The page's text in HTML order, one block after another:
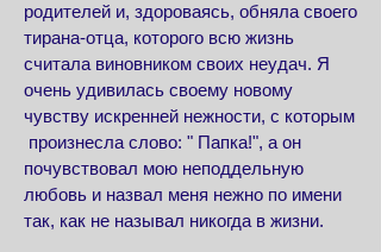
родителей и, здороваясь, обняла своего
тирана-отца, которого всю жизнь
считала виновником своих неудач. Я
очень удивилась своему новому
чувству искренней нежности, с которым
произнесла слово: " Папка!", а он
почувствовал мою неподдельную
любовь и назвал меня нежно по имени
так, как не называл никогда в жизни.